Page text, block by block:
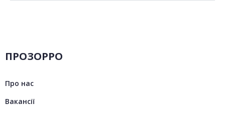
ПРОЗОРРО
Про нас
Вакансії